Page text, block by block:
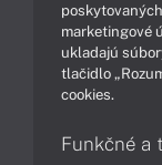
Ako
marketingové
ukladajú
tlačidlo
cookies.
Funkčné a